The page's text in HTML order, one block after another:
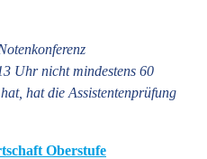
Uhr nicht mindestens 60
hat die Assistentenprüfung
Oberstufe